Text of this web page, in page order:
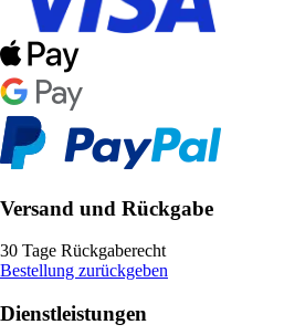
Versand und Rückgabe
30 Tage Rückgaberecht
Bestellung zurückgeben
Dienstleistungen